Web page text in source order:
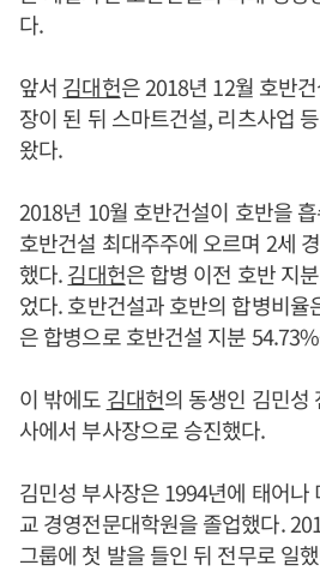
다.
앞서 김대헌은 2018년 12월 호반
장이 된 뒤 스마트건설, 리츠사업
왔다.
2018년 10월 호반건설이 호반을
호반건설 최대주주에 오르며 2세
했다.김대헌은 합병 이전 호반 지
었다. 호반건설과 호반의 합병비율
은 합병으로 호반건설 지분
이 밖에도 김대헌의 동생인 김민성
사에서 부사장으로 승진했다.
김민성 부사장은 1994년에 태어나
교 경영전문대학원을 졸업했다.
그룹에 첫 발을 들인 뒤 전무로 일